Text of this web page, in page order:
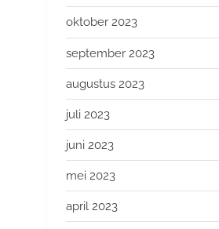
oktober 2023
september 2023
augustus 2023
juli 2023
juni 2023
mei 2023
april 2023